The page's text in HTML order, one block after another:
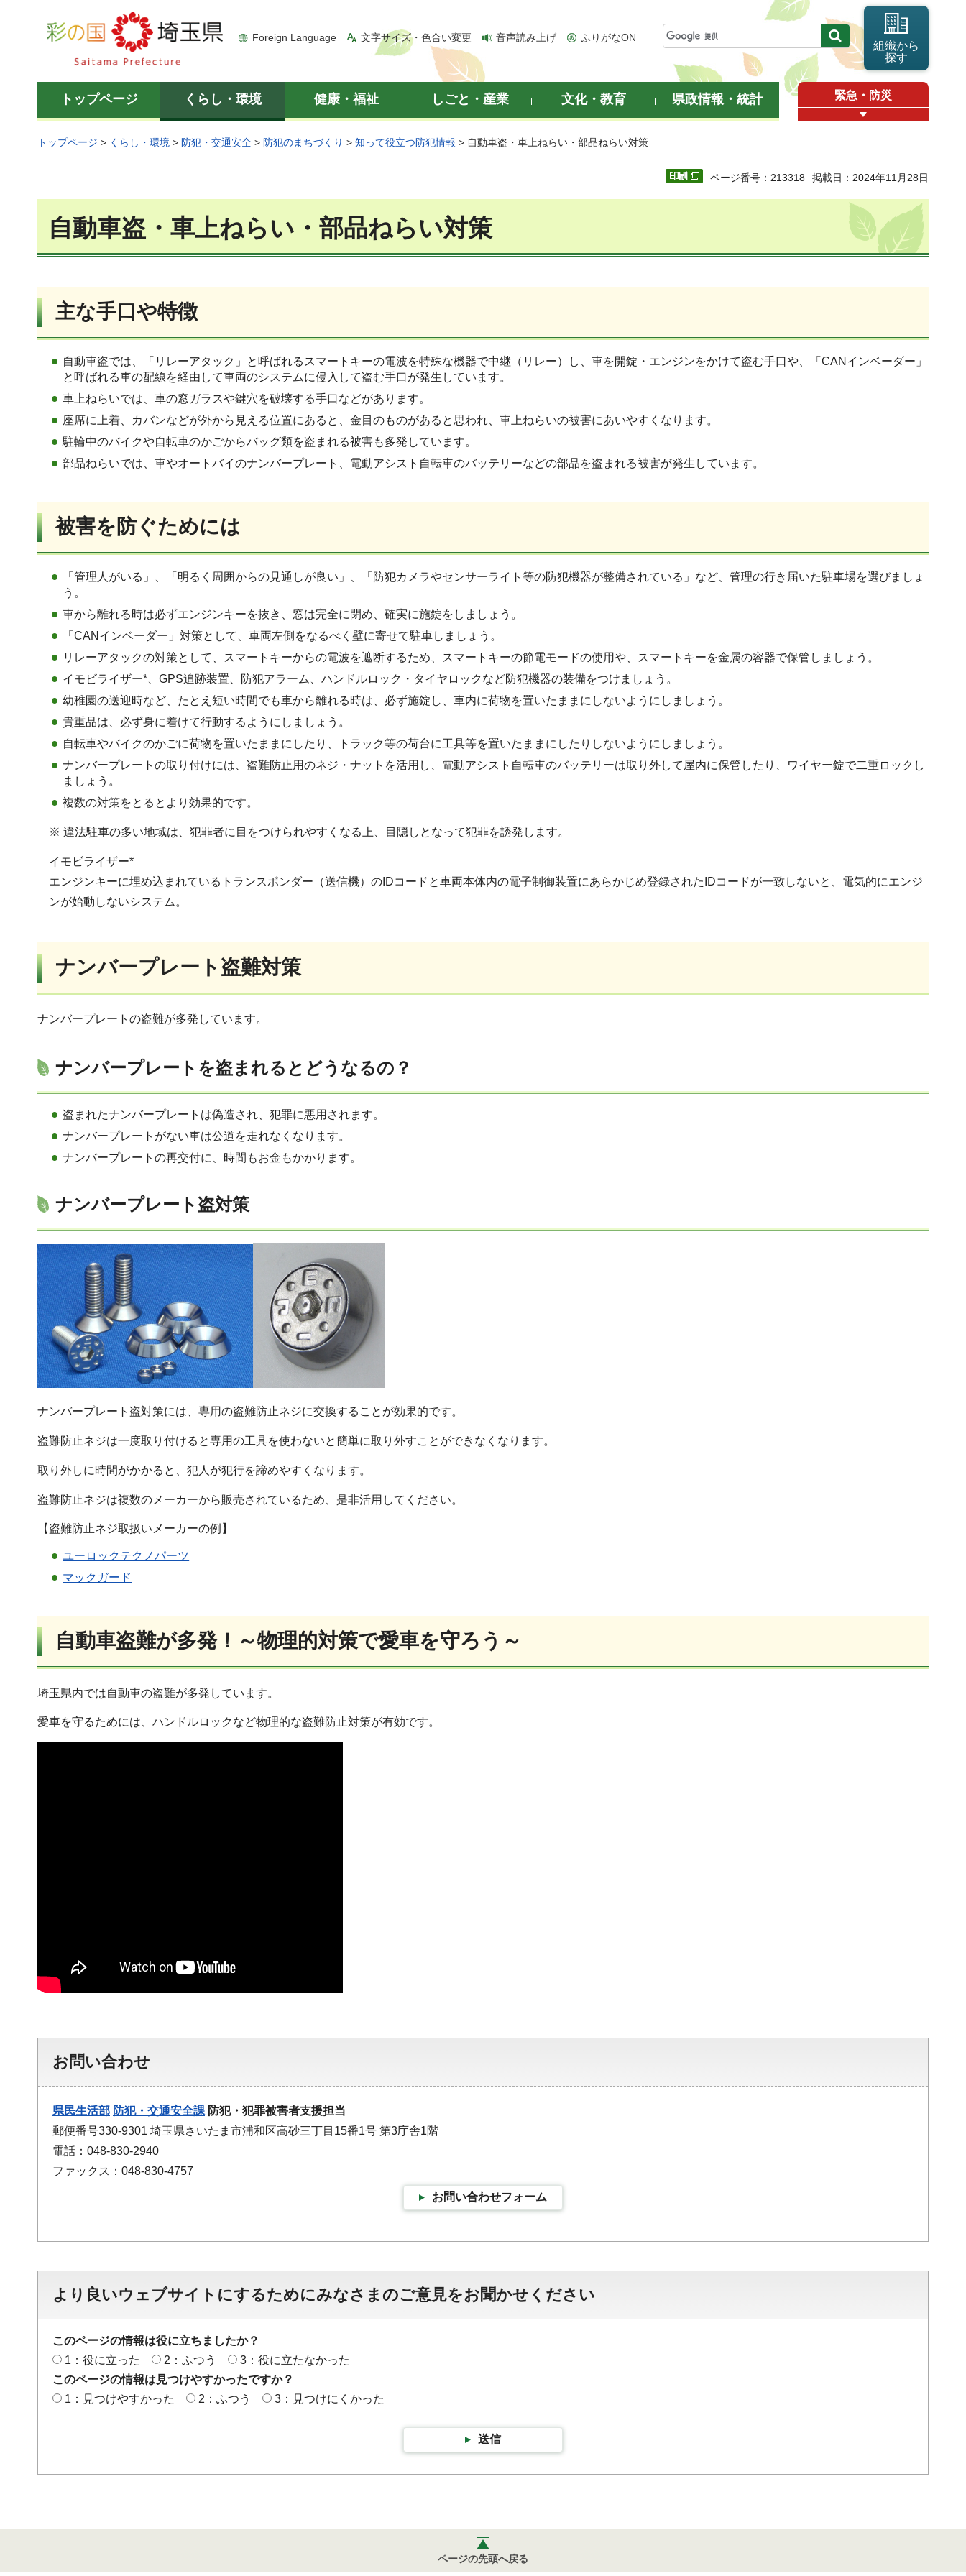
彩の国 埼玉県
Foreign Language 文字サイズ・色合い変更 音声読み上げ ふりがなON
組織から
探す
トップページ くらし・環境 健康・福祉 しごと・産業 文化・教育 県政情報・統計 緊急・防災
トップページ > くらし・環境 > 防犯・交通安全 > 防犯のまちづくり > 知って役立つ防犯情報 > 自動車盗・車上ねらい・部品ねらい対策
ページ番号：213318 掲載日：2024年11月28日
自動車盗・車上ねらい・部品ねらい対策
主な手口や特徴
自動車盗では、「リレーアタック」と呼ばれるスマートキーの電波を特殊な機器で中継（リレー）し、車を開錠・エンジンをかけて盗む手口や、「CANインベーダー」
と呼ばれる車の配線を経由して車両のシステムに侵入して盗む手口が発生しています。
車上ねらいでは、車の窓ガラスや鍵穴を破壊する手口などがあります。
座席に上着、カバンなどが外から見える位置にあると、金目のものがあると思われ、車上ねらいの被害にあいやすくなります。
駐輪中のバイクや自転車のかごからバッグ類を盗まれる被害も多発しています。
部品ねらいでは、車やオートバイのナンバープレート、電動アシスト自転車のバッテリーなどの部品を盗まれる被害が発生しています。
被害を防ぐためには
「管理人がいる」、「明るく周囲からの見通しが良い」、「防犯カメラやセンサーライト等の防犯機器が整備されている」など、管理の行き届いた駐車場を選びましょ
う。
車から離れる時は必ずエンジンキーを抜き、窓は完全に閉め、確実に施錠をしましょう。
「CANインベーダー」対策として、車両左側をなるべく壁に寄せて駐車しましょう。
リレーアタックの対策として、スマートキーからの電波を遮断するため、スマートキーの節電モードの使用や、スマートキーを金属の容器で保管しましょう。
イモビライザー*、GPS追跡装置、防犯アラーム、ハンドルロック・タイヤロックなど防犯機器の装備をつけましょう。
幼稚園の送迎時など、たとえ短い時間でも車から離れる時は、必ず施錠し、車内に荷物を置いたままにしないようにしましょう。
貴重品は、必ず身に着けて行動するようにしましょう。
自転車やバイクのかごに荷物を置いたままにしたり、トラック等の荷台に工具等を置いたままにしたりしないようにしましょう。
ナンバープレートの取り付けには、盗難防止用のネジ・ナットを活用し、電動アシスト自転車のバッテリーは取り外して屋内に保管したり、ワイヤー錠で二重ロックし
ましょう。
複数の対策をとるとより効果的です。
※ 違法駐車の多い地域は、犯罪者に目をつけられやすくなる上、目隠しとなって犯罪を誘発します。
イモビライザー*
エンジンキーに埋め込まれているトランスポンダー（送信機）のIDコードと車両本体内の電子制御装置にあらかじめ登録されたIDコードが一致しないと、電気的にエンジ
ンが始動しないシステム。
ナンバープレート盗難対策
ナンバープレートの盗難が多発しています。
ナンバープレートを盗まれるとどうなるの？
盗まれたナンバープレートは偽造され、犯罪に悪用されます。
ナンバープレートがない車は公道を走れなくなります。
ナンバープレートの再交付に、時間もお金もかかります。
ナンバープレート盗対策
ナンバープレート盗対策には、専用の盗難防止ネジに交換することが効果的です。
盗難防止ネジは一度取り付けると専用の工具を使わないと簡単に取り外すことができなくなります。
取り外しに時間がかかると、犯人が犯行を諦めやすくなります。
盗難防止ネジは複数のメーカーから販売されているため、是非活用してください。
【盗難防止ネジ取扱いメーカーの例】
ユーロックテクノパーツ
マックガード
自動車盗難が多発！～物理的対策で愛車を守ろう～
埼玉県内では自動車の盗難が多発しています。
愛車を守るためには、ハンドルロックなど物理的な盗難防止対策が有効です。
お問い合わせ
県民生活部 防犯・交通安全課 防犯・犯罪被害者支援担当
郵便番号330-9301 埼玉県さいたま市浦和区高砂三丁目15番1号 第3庁舎1階
電話：048-830-2940
ファックス：048-830-4757
お問い合わせフォーム
より良いウェブサイトにするためにみなさまのご意見をお聞かせください
このページの情報は役に立ちましたか？
1：役に立った
2：ふつう
3：役に立たなかった
このページの情報は見つけやすかったですか？
1：見つけやすかった
2：ふつう 3：見つけにくかった
送信
ページの先頭へ戻る